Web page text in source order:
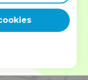
un ministère, une
expérience est faite